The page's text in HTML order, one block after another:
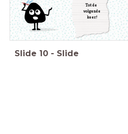
Tot de
volgende
keer!
Slide 10 - Slide